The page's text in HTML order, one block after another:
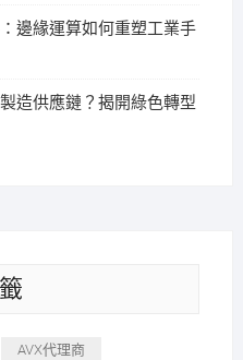
邊緣運算如何重塑工業手
造供應鏈？揭開綠色轉型
AVX代理商